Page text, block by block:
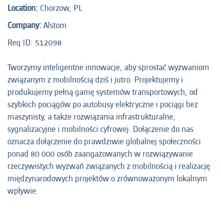
Location: Chorzow, PL
Company: Alstom
Req ID: 512098
Tworzymy inteligentne innowacje, aby sprostać wyzwaniom
związanym z mobilnością dziś i jutro. Projektujemy i
produkujemy pełną gamę systemów transportowych, od
szybkich pociągów po autobusy elektryczne i pociągi bez
maszynisty, a także rozwiązania infrastrukturalne,
sygnalizacyjne i mobilności cyfrowej. Dołączenie do nas
oznacza dołączenie do prawdziwie globalnej społeczności
ponad 80 000 osób zaangażowanych w rozwiązywanie
rzeczywistych wyzwań związanych z mobilnością i realizację
międzynarodowych projektów o zrównoważonym lokalnym
wpływie.